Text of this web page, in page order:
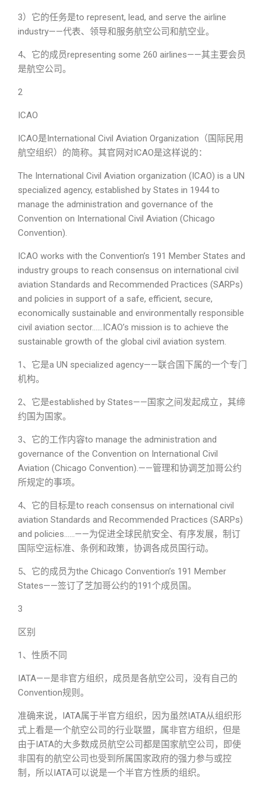
3）它的任务是to represent, lead, and serve the airline
industry——代表、领导和服务航空公司和航空业。
4、它的成员representing some 260 airlines——其主要会员
是航空公司。
2
ICAO
ICAO是International Civil Aviation Organization（国际民用
航空组织）的简称。其官网对ICAO是这样说的：
The International Civil Aviation organization (ICAO) is a UN
specialized agency, established by States in 1944 to
manage the administration and governance of the
Convention on International Civil Aviation (Chicago
Convention).
ICAO works with the Convention’s 191 Member States and
industry groups to reach consensus on international civil
aviation Standards and Recommended Practices (SARPs)
and policies in support of a safe, efficient, secure,
economically sustainable and environmentally responsible
civil aviation sector……ICAO’s mission is to achieve the
sustainable growth of the global civil aviation system.
1、它是a UN specialized agency——联合国下属的一个专门
机构。
2、它是established by States——国家之间发起成立，其缔
约国为国家。
3、它的工作内容to manage the administration and
governance of the Convention on International Civil
Aviation (Chicago Convention).——管理和协调芝加哥公约
所规定的事项。
4、它的目标是to reach consensus on international civil
aviation Standards and Recommended Practices (SARPs)
and policies……——为促进全球民航安全、有序发展，制订
国际空运标准、条例和政策，协调各成员国行动。
5、它的成员为the Chicago Convention’s 191 Member
States——签订了芝加哥公约的191个成员国。
3
区别
1、性质不同
IATA——是非官方组织，成员是各航空公司，没有自己的
Convention规则。
准确来说，IATA属于半官方组织，因为虽然IATA从组织形
式上看是一个航空公司的行业联盟，属非官方组织，但是
由于IATA的大多数成员航空公司都是国家航空公司，即使
非国有的航空公司也受到所属国家政府的强力参与或控
制，所以IATA可以说是一个半官方性质的组织。